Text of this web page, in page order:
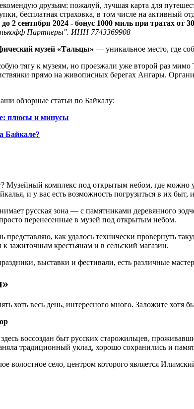
друзьям: пожалуй, лучшая карта для
бесплатная страховка, в том числе на активный
2 сентября 2024 - бонус 1000 миль при тратах от
Партнеры". ИНН 7743369908
музей «Тальцы» — уникальное место, где
тягу к музеям, но проезжали уже второй раз
прямо на живописных берегах Ангары.
обзорные статьи по Байкалу:
плюсы и минусы
Байкале?
Музейный комплекс под открытым небом, где
и у вас есть возможность погрузиться в их
русская зона — с памятниками деревянного
перенесенные в музей под открытым небом.
представляю, как удалось технически провернуть
к зажиточным крестьянам и в сельский магазин.
выставки и фестивали, есть различные
хоть весь день, интересного много. Заложите хотя
воссоздан быт русских старожильцев,
традиционный уклад, хорошо сохранились и
волостное село, центром которого является